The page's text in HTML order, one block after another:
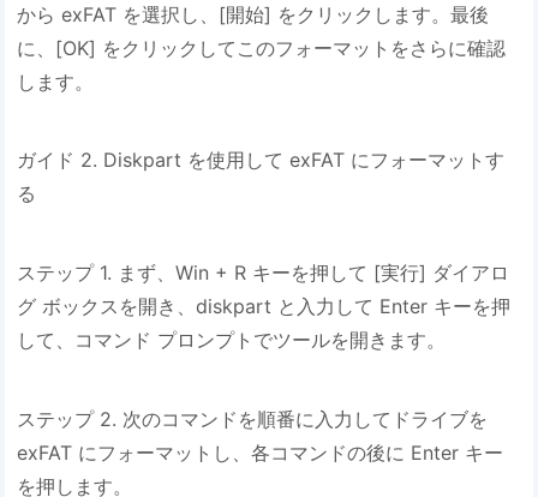
から exFAT を選択し、[開始] をクリックします。最後
に、[OK] をクリックしてこのフォーマットをさらに確認
します。
ガイド 2. Diskpart を使用して exFAT にフォーマットす
る
ステップ 1. まず、Win + R キーを押して [実行] ダイアロ
グ ボックスを開き、diskpart と入力して Enter キーを押
して、コマンド プロンプトでツールを開きます。
ステップ 2. 次のコマンドを順番に入力してドライブを
exFAT にフォーマットし、各コマンドの後に Enter キー
を押します。